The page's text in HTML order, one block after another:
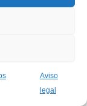
Aviso
legal
Grupo Oasis